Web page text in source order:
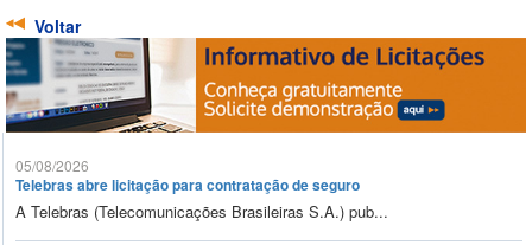
Voltar
05/08/2026
Telebras abre licitação para contratação de seguro
A Telebras (Telecomunicações Brasileiras S.A.) pub...